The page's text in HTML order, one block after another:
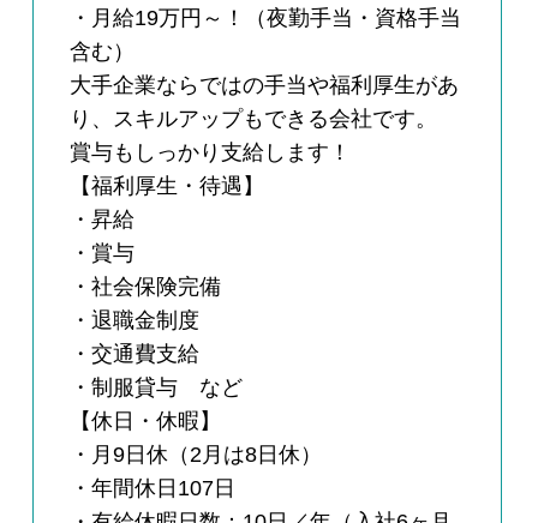
・月給19万円～！（夜勤手当・資格手当
含む）
大手企業ならではの手当や福利厚生があ
り、スキルアップもできる会社です。
賞与もしっかり支給します！
【福利厚生・待遇】
・昇給
・賞与
・社会保険完備
・退職金制度
・交通費支給
・制服貸与 など
【休日・休暇】
・月9日休（2月は8日休）
・年間休日107日